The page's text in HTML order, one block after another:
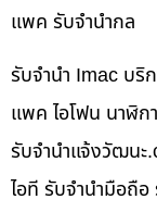
แพค รับจำนำกล
รับจำนำ Imac บริ
แพค ไอโฟน นาฬิก
รับจํานําแจ้งวัฒนะ
ไอที รับจำนำมือถื